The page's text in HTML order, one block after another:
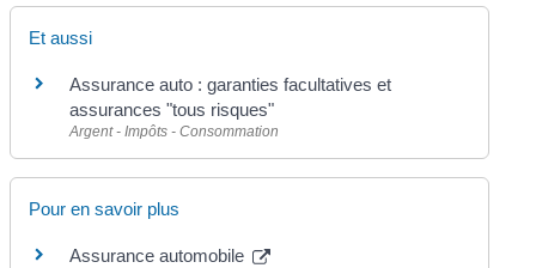
Et aussi
Assurance auto : garanties facultatives et
assurances "tous risques"
Argent - Impôts - Consommation
Pour en savoir plus
Assurance automobile